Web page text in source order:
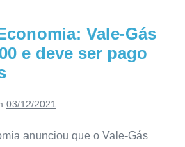
Vale-Gás
e deve ser pago
03/12/2021
anunciou que o Vale-Gás